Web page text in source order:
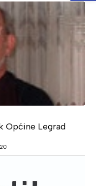
Općine Legrad